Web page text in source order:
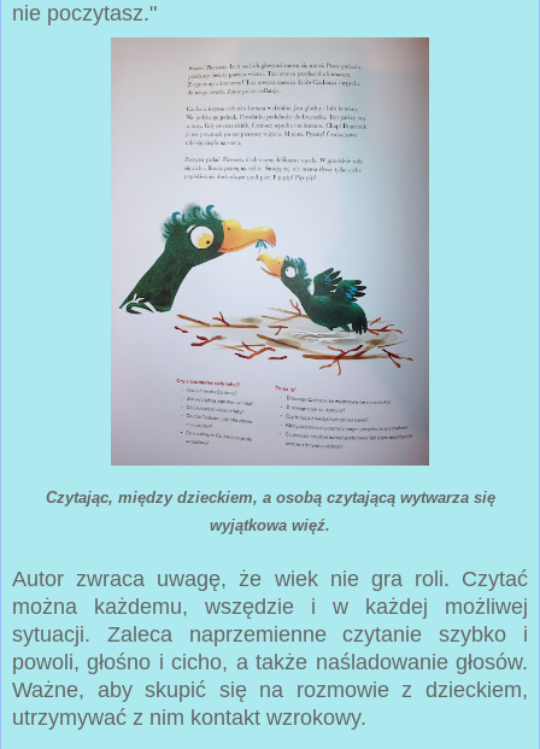
nie poczytasz."
Czytając, między dzieckiem, a osobą czytającą wytwarza się
wyjątkowa więź.
Autor zwraca uwagę, że wiek nie gra roli. Czytać
można każdemu, wszędzie i w każdej możliwej
sytuacji. Zaleca naprzemienne czytanie szybko i
powoli, głośno i cicho, a także naśladowanie głosów.
Ważne, aby skupić się na rozmowie z dzieckiem,
utrzymywać z nim kontakt wzrokowy.